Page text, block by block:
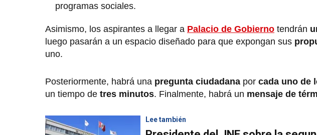
programas sociales.
Asimismo, los aspirantes a llegar a Palacio de Gobierno tendrán
luego pasarán a un espacio diseñado para que expongan sus
uno.
Posteriormente, habrá una pregunta ciudadana por cada uno de
un tiempo de tres minutos. Finalmente, habrá un mensaje de
Lee también